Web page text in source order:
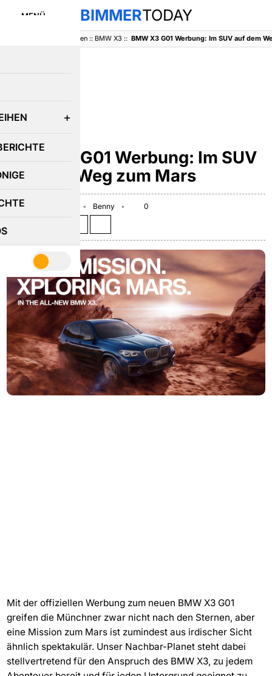
MENÜ BIMMERTODAY
Baureihen:: BMW X3 :: BMW X3 G01 Werbung: Im SUV auf dem
BMW X3 G01 Werbung: Im SUV
auf dem Weg zum Mars
September 27, 2017 Benny
0
Mit der offiziellen Werbung zum neuen BMW X3 G01
greifen die Münchner zwar nicht nach den Sternen, aber
eine Mission zum Mars ist zumindest aus irdischer Sicht
ähnlich spektakulär. Unser Nachbar-Planet steht dabei
stellvertretend für den Anspruch des BMW X3, zu jedem